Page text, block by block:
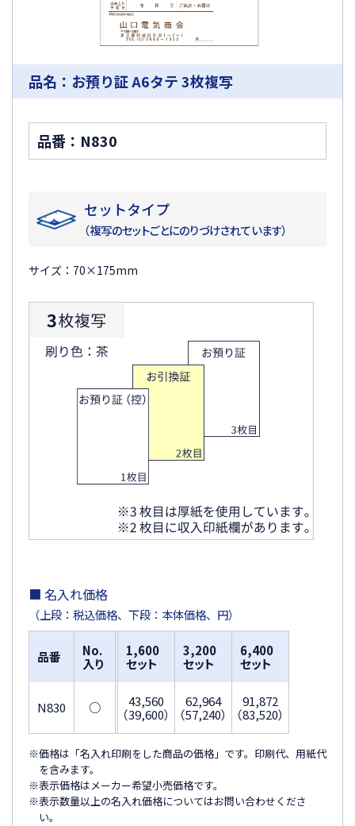
品名：お預り証 A6タテ 3枚複写
品番：N830
セットタイプ
（複写のセットごとにのりづけされています）
サイズ：70×175mm
■ 名入れ価格
（上段：税込価格、下段：本体価格、円）
品番
No.
入り
1,600
セット
3,200
セット
6,400
セット
N830 ○
43,560
（39,600）
62,964
（57,240）
91,872
（83,520）
※価格は「名入れ印刷をした商品の価格」です。印刷代、用紙代
を含みます。
※表示価格はメーカー希望小売価格です。
※表示数量以上の名入れ価格についてはお問い合わせくださ
い。